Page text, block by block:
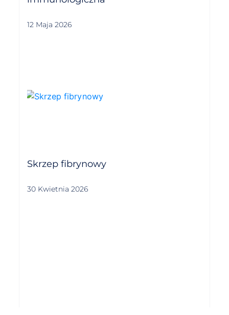
12 Maja 2026
Skrzep fibrynowy
30 Kwietnia 2026